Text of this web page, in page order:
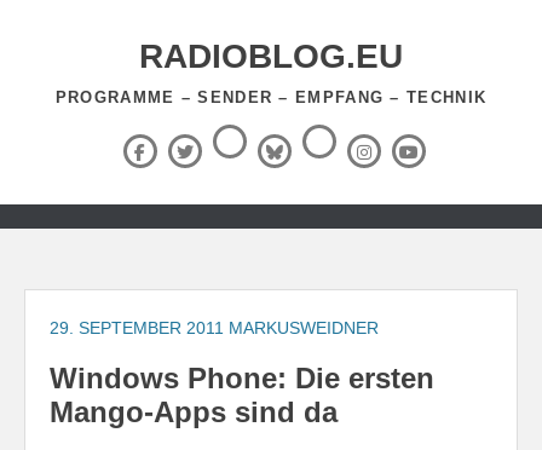
RADIOBLOG.EU
PROGRAMME – SENDER – EMPFANG – TECHNIK
Facebook
X
(Twitter)
ThreadsBlueSky
RSS-
Feed InstagramYouTube
Zum
springen
29. SEPTEMBER 2011 MARKUSWEIDNER
Windows Phone: Die ersten
Mango-Apps sind da